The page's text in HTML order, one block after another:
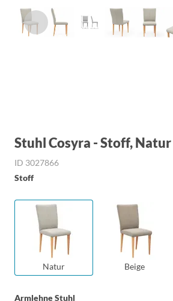
Stuhl Cosyra - Stoff, Natur
ID 3027866
Stoff
Natur Beige
Armlehne Stuhl